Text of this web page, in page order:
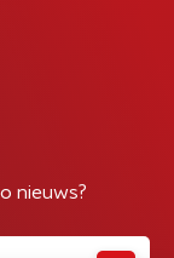
nieuws?